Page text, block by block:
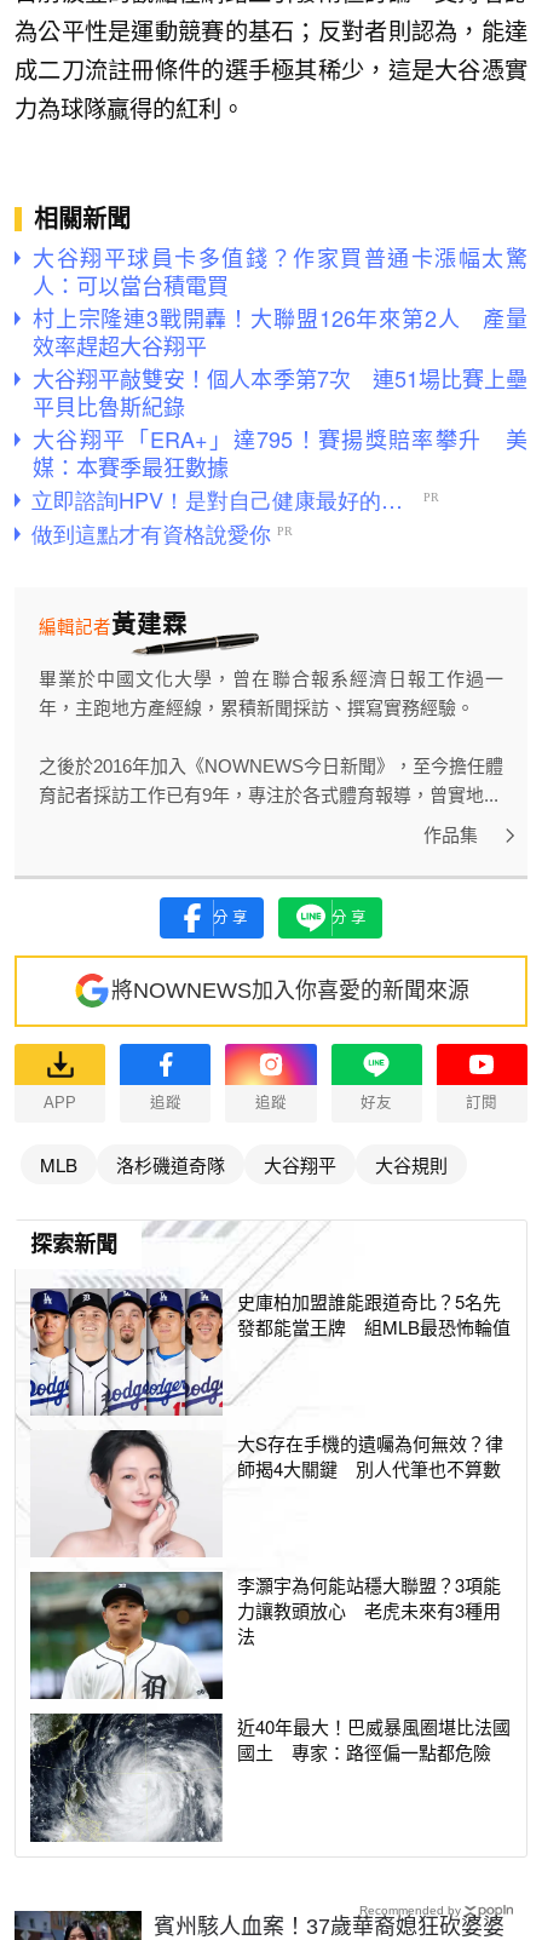
為公平性是運動競賽的基石；反對者則認為，能達
成二刀流註冊條件的選手極其稀少，這是大谷憑實
力為球隊贏得的紅利。
相關新聞
大谷翔平球員卡多值錢？作家買普通卡漲幅太驚
人：可以當台積電買
村上宗隆連3戰開轟！大聯盟126年來第2人 產量
效率趕超大谷翔平
大谷翔平敲雙安！個人本季第7次 連51場比賽上壘
平貝比魯斯紀錄
大谷翔平「ERA+」達795！賽揚獎賠率攀升 美
媒：本賽季最狂數據
黃建霖
編輯記者
畢業於中國文化大學，曾在聯合報系經濟日報工作過一
年，主跑地方產經線，累積新聞採訪、撰寫實務經驗。
之後於2016年加入《NOWNEWS今日新聞》，至今擔任體
育記者採訪工作已有9年，專注於各式體育報導，曾實地...
作品集
分享 分享
將NOWNEWS加入你喜愛的新聞來源
APP 追蹤 追蹤 好友 訂閱
MLB 洛杉磯道奇隊 大谷翔平 大谷規則
探索新聞
史庫柏加盟誰能跟道奇比？5名先
發都能當王牌 組MLB最恐怖輪值
大S存在手機的遺囑為何無效？律
師揭4大關鍵 別人代筆也不算數
李灝宇為何能站穩大聯盟？3項能
力讓教頭放心 老虎未來有3種用
法
近40年最大！巴威暴風圈堪比法國
國土 專家：路徑偏一點都危險
賓州駭人血案！37歲華裔媳狂砍婆婆
Recommended by